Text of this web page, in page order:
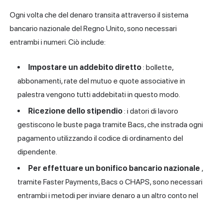
Ogni volta che del denaro transita attraverso il sistema
bancario nazionale del Regno Unito, sono necessari
entrambi i numeri. Ciò include:
Impostare un addebito diretto: bollette,
abbonamenti, rate del mutuo e quote associative in
palestra vengono tutti addebitati in questo modo.
Ricezione dello stipendio: i datori di lavoro
gestiscono le buste paga tramite Bacs, che instrada ogni
pagamento utilizzando il codice di ordinamento del
dipendente.
Per effettuare un bonifico bancario nazionale ,
tramite Faster Payments, Bacs o CHAPS, sono necessari
entrambi i metodi per inviare denaro a un altro conto nel